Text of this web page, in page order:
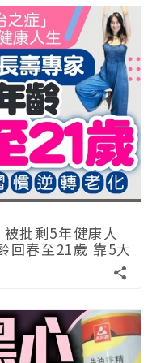
批剩5年健康人
回春至21歲 靠5大